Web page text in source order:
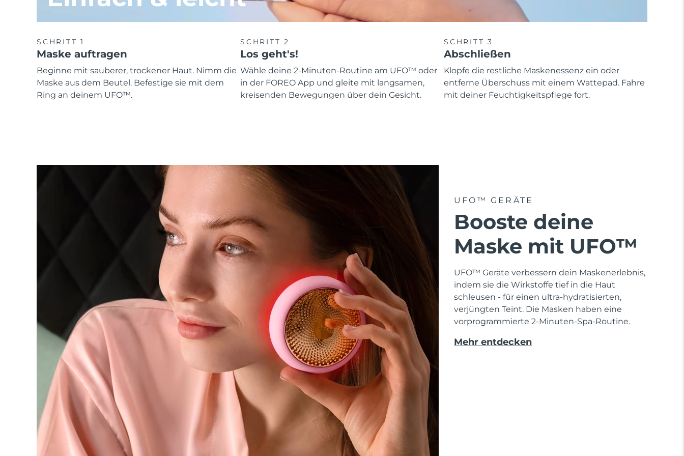
SCHRITT 1
Maske auftragen
Beginne mit sauberer, trockener Haut. Nimm die
Maske aus dem Beutel. Befestige sie mit dem
Ring an deinem UFO™.
SCHRITT 2
Los geht's!
Wähle deine 2-Minuten-Routine am UFO™ oder
in der FOREO App und gleite mit langsamen,
kreisenden Bewegungen über dein Gesicht.
SCHRITT 3
Abschließen
Klopfe die restliche Maskenessenz ein oder
entferne Überschuss mit einem Wattepad. Fahre
mit deiner Feuchtigkeitspflege fort.
UFO™ GERÄTE
Booste deine
Maske mit UFO™
UFO™ Geräte verbessern dein Maskenerlebnis,
indem sie die Wirkstoffe tief in die Haut
schleusen - für einen ultra-hydratisierten,
verjüngten Teint. Die Masken haben eine
vorprogrammierte 2-Minuten-Spa-Routine.
Mehr entdecken